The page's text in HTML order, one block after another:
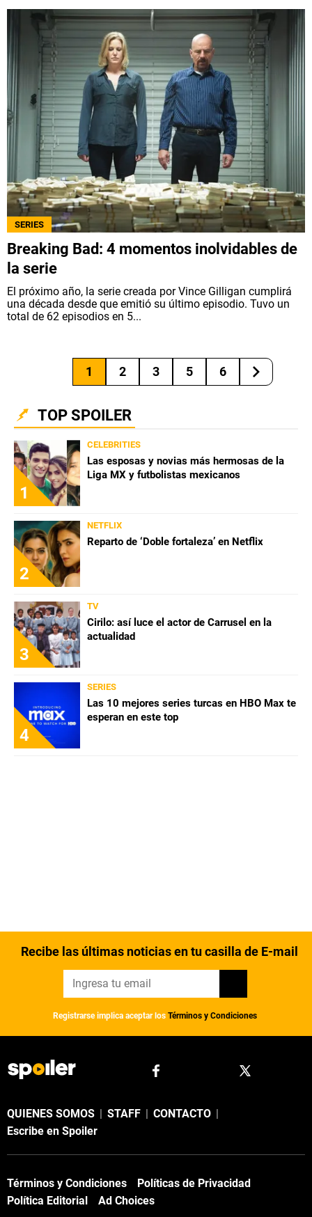
SERIES
Breaking Bad: 4 momentos inolvidables de
la serie
El próximo año, la serie creada por Vince Gilligan cumplirá
una década desde que emitió su último episodio. Tuvo un
total de 62 episodios en 5...
1 2 3 5 6
TOP SPOILER
1
CELEBRITIES
Las esposas y novias más hermosas de la
Liga MX y futbolistas mexicanos
2
NETFLIX
Reparto de ‘Doble fortaleza’ en Netflix
3
TV
Cirilo: así luce el actor de Carrusel en la
actualidad
4
SERIES
Las 10 mejores series turcas en HBO Max te
esperan en este top
Recibe las últimas noticias en tu casilla de E-mail
Registrarse implica aceptar los Términos y Condiciones
QUIENES SOMOS | STAFF | CONTACTO |
Escribe en Spoiler
Términos y Condiciones
Políticas de Privacidad
Política Editorial
Ad Choices